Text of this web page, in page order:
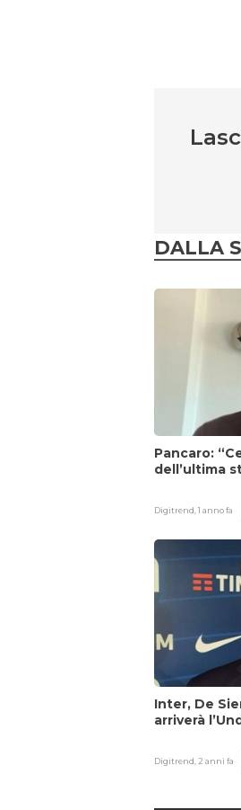
DALLA
Pancaro:
dell’ultima
Digitrend,1 anno fa
Inter, De
arriverà
Digitrend,2 anni fa